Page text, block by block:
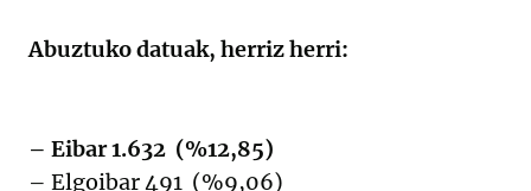
Abuztuko datuak, herriz herri:
– Eibar 1.632 (%12,85)
– Elgoibar 491 (%9,06)